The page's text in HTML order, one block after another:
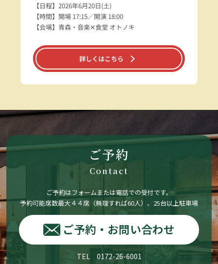
【日程】2026年6月20日(土)
【時間】開場 17:15／開演 18:00
【会場】青森・音楽✕食堂 オトノキ
詳しくはこちら
ご予約
Contact
ご予約はフォームまたは電話での受付です。
予約可能席数最大４４席（無理すれば60人）、25台以上駐車場
ご予約・お問い合わせ
TEL 0172-26-6001